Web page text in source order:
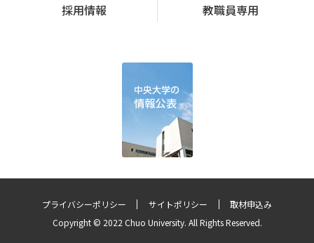
採用情報
教職員専用
プライバシーポリシー サイトポリシー
取材申込み
Copyright © 2022 Chuo University. All Rights Reserved.